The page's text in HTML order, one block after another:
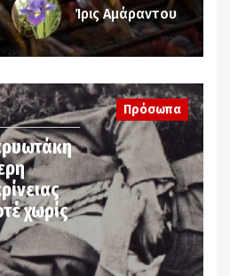
Ίρις Αμάραντου
χωρίς
Πρόσωπα